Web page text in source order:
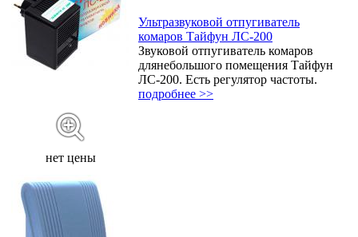
нет цены
Ультразвуковой отпугиватель
комаров Тайфун ЛС-200
Звуковой отпугиватель комаров
длянебольшого помещения Тайфун
ЛС-200. Есть регулятор частоты.
подробнее >>